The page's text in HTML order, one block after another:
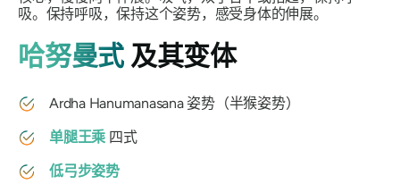
吸。保持呼吸，保持这个姿势，感受身体的伸展。
哈努曼式 及其变体
Ardha Hanumanasana姿势（半猴姿势）
单腿王乘 四式
低弓步姿势